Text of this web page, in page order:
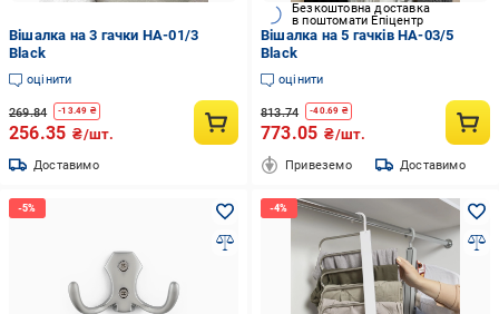
Вішалка на 3 гачки HA-01/3
Black
оцінити
269.84 -13.49 ₴
256.35 ₴/шт.
Доставимо
Безкоштовна доставка
в поштомати Епіцентр
Вішалка на 5 гачків HA-03/5
Black
оцінити
813.74 -40.69 ₴
773.05 ₴/шт.
Привеземо Доставимо